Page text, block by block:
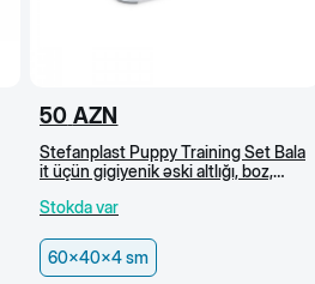
50 AZN
Stefanplast Puppy Training Set Bala
it üçün gigiyenik əski altlığı, boz,
Stokda var
60x40x4 sm